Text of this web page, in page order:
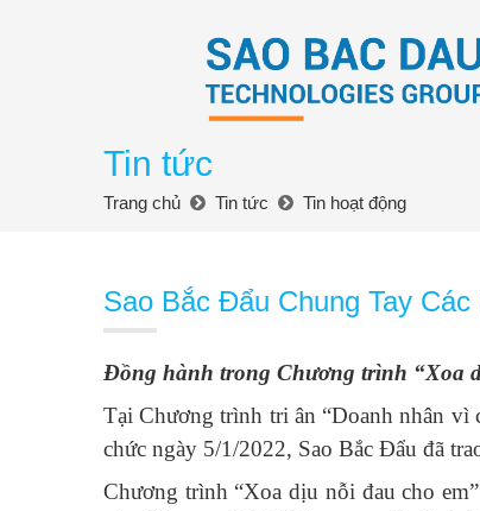
Tin tức
Trang chủ Tin tức Tin hoạt động
Sao Bắc Đẩu Chung Tay
Đồng hành trong Chương trình “Xoa
Tại Chương trình tri ân “Doanh nhân
chức ngày 5/1/2022, Sao Bắc Đẩu đã
Chương trình “Xoa dịu nỗi đau cho